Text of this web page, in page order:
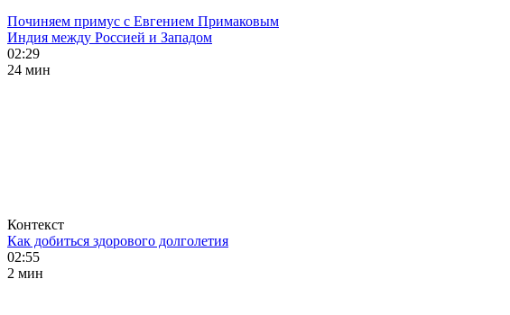
Починяем примус с Евгением Примаковым
Индия между Россией и Западом
02:29
24 мин
Контекст
Как добиться здорового долголетия
02:55
2 мин